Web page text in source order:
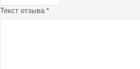
Текст отзыва *